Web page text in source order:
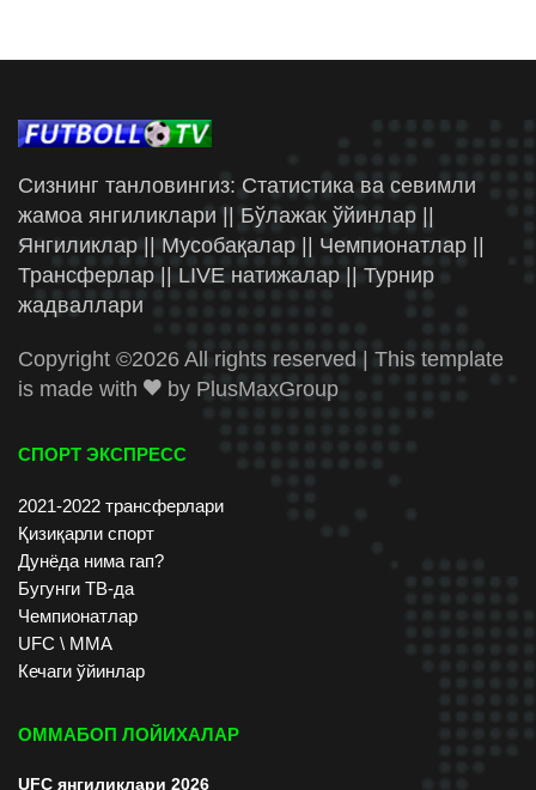
Сизнинг танловингиз: Статистика ва севимли
жамоа янгиликлари || Бўлажак ўйинлар ||
Янгиликлар || Мусобақалар || Чемпионатлар ||
Трансферлар || LIVE натижалар || Турнир
жадваллари
Copyright ©2026 All rights reserved | This template
is made with
by PlusMaxGroup
СПОРТ ЭКСПРЕСС
2021-2022 трансферлари
Қизиқарли спорт
Дунёда нима гап?
Бугунги ТВ-да
Чемпионатлар
UFC \ ММА
Кечаги ўйинлар
ОММАБОП ЛОЙИХАЛАР
UFC янгиликлари 2026